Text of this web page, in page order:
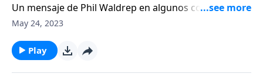
Un mensaje de Phil Waldrep en algunos consejos
para los padres de hijos pródigos. Son palabras que
enfrentan si están criando algún hijo pródigo. Y
provee también algo de esperanza.
May 24, 2023
Play